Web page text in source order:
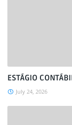
ESTÁGIO
July 24, 2026